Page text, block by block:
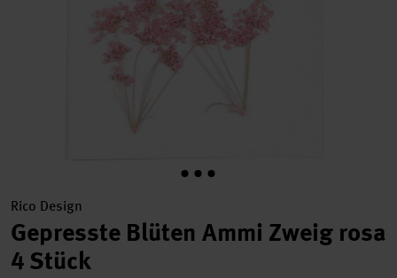
Rico Design
Gepresste Blüten Ammi Zweig rosa
4 Stück